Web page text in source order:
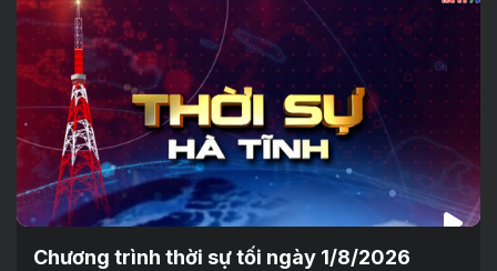
Chương trình thời sự tối ngày 1/8/2026